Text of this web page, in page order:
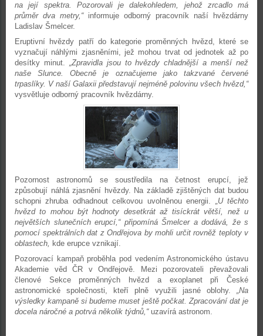
na její spektra. Pozorovali je dalekohledem, jehož zrcadlo má
průměr dva metry,“informuje odborný pracovník naší hvězdárny
Ladislav Šmelcer.
Eruptivní hvězdy patří do kategorie proměnných hvězd, které se
vyznačují náhlými zjasněními, jež mohou trvat od jednotek až po
desítky minut. „Zpravidla jsou to hvězdy chladnější a menší než
naše Slunce. Obecně je označujeme jako takzvané červené
trpaslíky. V naší Galaxii představují nejméně polovinu všech hvězd,“
vysvětluje odborný pracovník hvězdárny.
Pozornost astronomů se soustředila na četnost erupcí, jež
způsobují náhlá zjasnění hvězdy. Na základě zjištěných dat budou
schopni zhruba odhadnout celkovou uvolněnou energii. „U těchto
hvězd to mohou být hodnoty desetkrát až tisíckrát větší, než u
největších slunečních erupcí,“ připomíná Šmelcer a dodává, že s
pomocí spektrálních dat z Ondřejova by mohli určit rovněž teploty v
oblastech, kde erupce vznikají.
Pozorovací kampaň proběhla pod vedením Astronomického ústavu
Akademie věd ČR v Ondřejově. Mezi pozorovateli převažovali
členové Sekce proměnných hvězd a exoplanet při České
astronomické společnosti, kteří plně využili jasné oblohy. „Na
výsledky kampaně si budeme muset ještě počkat. Zpracování dat je
docela náročné a potrvá několik týdnů,“ uzavírá astronom.